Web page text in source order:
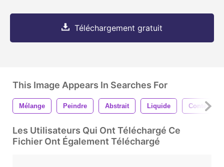
Téléchargement gratuit
This Image Appears In Searches For
Mélange Peindre Abstrait Liquide Contexte
Les Utilisateurs Qui Ont Téléchargé Ce
Fichier Ont Également Téléchargé